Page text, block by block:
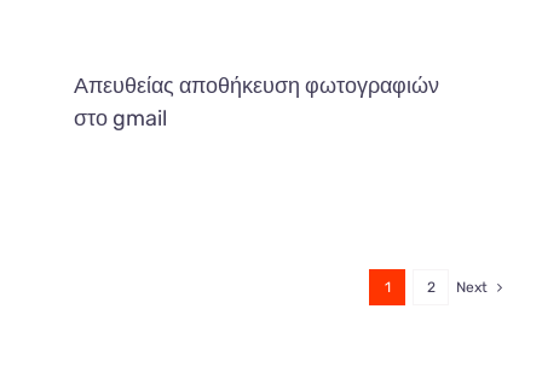
Απευθείας αποθήκευση φωτογραφιών
στο gmail
1 2 Next